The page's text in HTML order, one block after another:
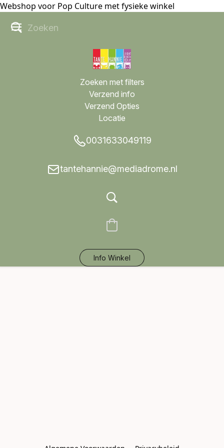
Webshop voor Pop Culture met fysieke winkel
Zoeken met filters
Verzend info
Verzend Opties
Locatie
0031633049119
tantehannie@mediadrome.nl
Info Winkel